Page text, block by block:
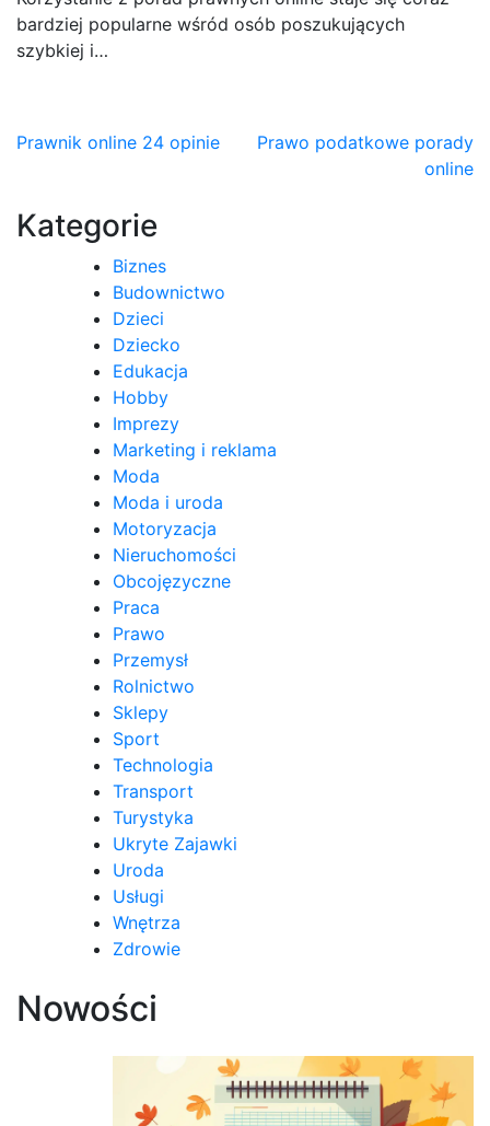
bardziej popularne wśród osób poszukujących
szybkiej i…
Nawigacja
Prawnik online 24 opinie
Prawo podatkowe porady
online
Kategorie
Biznes
Budownictwo
Dzieci
Dziecko
Edukacja
Hobby
Imprezy
Marketing i reklama
Moda
Moda i uroda
Motoryzacja
Nieruchomości
Obcojęzyczne
Praca
Prawo
Przemysł
Rolnictwo
Sklepy
Sport
Technologia
Transport
Turystyka
Ukryte Zajawki
Uroda
Usługi
Wnętrza
Zdrowie
Nowości